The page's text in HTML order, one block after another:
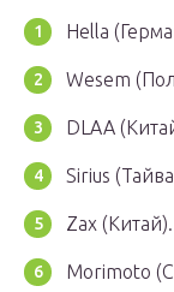
Hella
Wesem
DLAA
Sirius
Zax (Китай).
Morimoto